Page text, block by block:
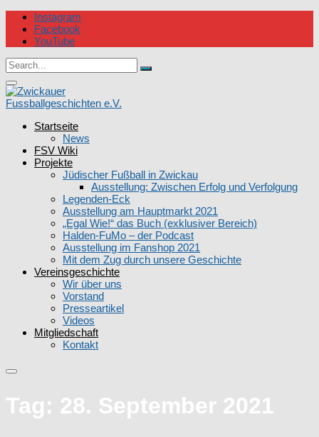
Skip
content
Instagram
Facebook
YouTube
Circular
focus
Search
for:
Search
focus
Zwickauer Fussballgeschichten e.V.
Startseite
News
FSV Wiki
Projekte
Jüdischer Fußball in Zwickau
Ausstellung: Zwischen Erfolg und Verfolgung
Legenden-Eck
Ausstellung am Hauptmarkt 2021
„Egal Wie!“ das Buch (exklusiver Bereich)
Halden-FuMo – der Podcast
Ausstellung im Fanshop 2021
Mit dem Zug durch unsere Geschichte
Vereinsgeschichte
Wir über uns
Vorstand
Presseartikel
Videos
Mitgliedschaft
Kontakt
Tag: 28. September 2021